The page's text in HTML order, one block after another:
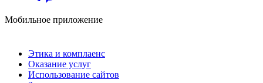
Мобильное приложение
Этика и комплаенс
Оказание услуг
Использование сайтов